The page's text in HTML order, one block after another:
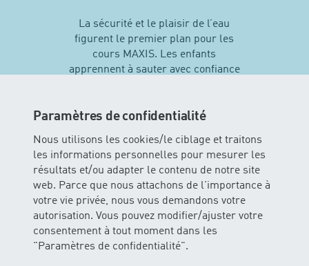
Paramètres de confidentialité
Nous utilisons les cookies/le ciblage et traitons
les informations personnelles pour mesurer les
résultats et/ou adapter le contenu de notre site
web. Parce que nous attachons de l'importance à
votre vie privée, nous vous demandons votre
autorisation. Vous pouvez modifier/ajuster votre
consentement à tout moment dans les
"Paramètres de confidentialité".
La sécurité et le plaisir de l’eau
figurent le premier plan pour les
cours MAXIS. Les enfants
apprennent à sauter avec confiance
techniques de natation…
En savoir plus sur MAXIS